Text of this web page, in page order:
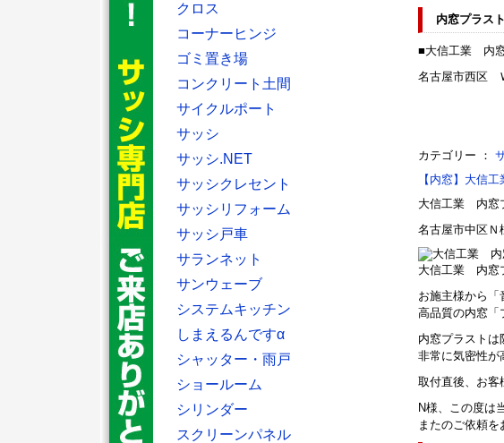
内窓プラス
■大信工業 内
名古屋市西区
カテゴリー ：
【内窓】大信
大信工業 内窓
名古屋市中区Ｎ
大信工業 内窓
お施主様から「
高品質の内窓「
内窓プラスト は
非常に気密性が
取付直後、お客
N様、この度は
またのご依頼を
クロス
コーナーヒンジ
ゴミ置き場
コンクリート土間
サイクルポート
サッシ
サッシ.NET
サッシクレセント
サッシリフォーム
サッシ戸車
サランネット
サンウェーブ
システムキッチン
しまえるんですα
シャッター・雨戸
ショールーム
シリンダー
スクリーンパネル